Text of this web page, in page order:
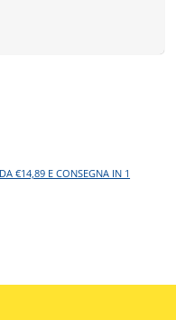
€14,89 E CONSEGNA IN 1